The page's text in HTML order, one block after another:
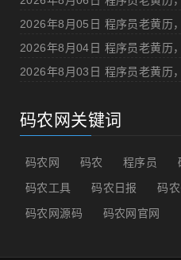
2026年8月05日 程序员老黄历
码农网关键词
码农网 码农 程序员
码农工具
码农日报 码
码农网源码
码农网官网